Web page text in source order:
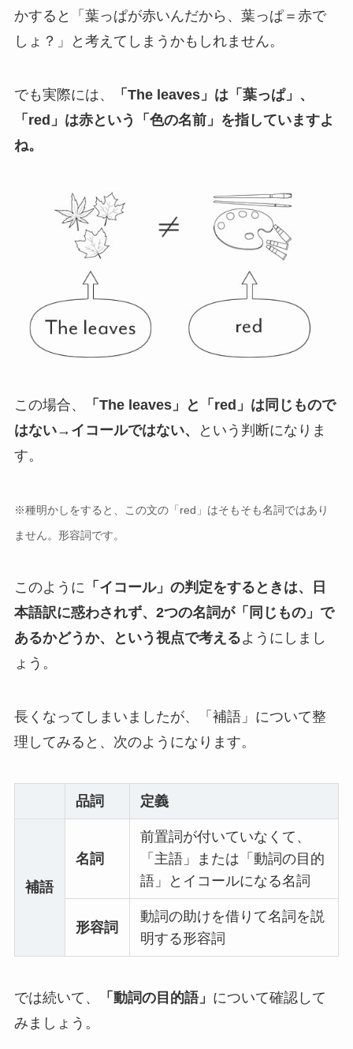
かすると「葉っぱが赤いんだから、葉っぱ＝赤で
しょ？」と考えてしまうかもしれません。
でも実際には、
「The leaves」は「葉っぱ」、
「red」は赤という「色の名前」を指していますよ
ね。
この場合、
「The leaves」と「red」は同じもので
はない→イコールではない、
という判断になりま
す。
※種明かしをすると、この文の「red」はそもそも名詞ではあり
ません。形容詞です。
このように 「イコール」の判定をするときは、日
本語訳に惑わされず、2つの名詞が「同じもの」で
あるかどうか、という視点で考えるようにしまし
ょう。
長くなってしまいましたが、「補語」について整
理してみると、次のようになります。
品詞 定義
補語
名詞
前置詞が付いていなくて、
「主語」または「動詞の目的
語」とイコールになる名詞
形容詞
動詞の助けを借りて名詞を説
明する形容詞
では続いて、 「動詞の目的語」 について確認して
みましょう。